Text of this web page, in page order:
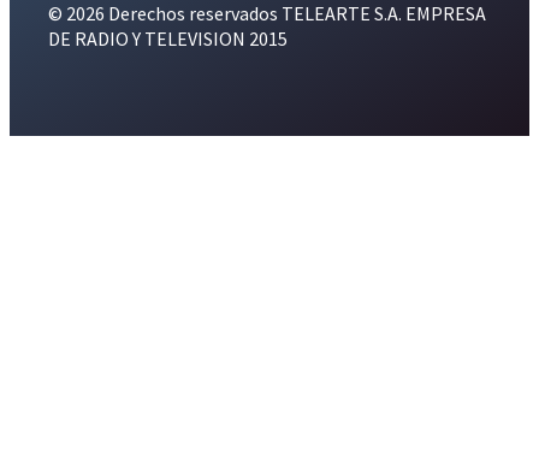
© 2026 Derechos reservados TELEARTE S.A. EMPRESA
DE RADIO Y TELEVISION 2015